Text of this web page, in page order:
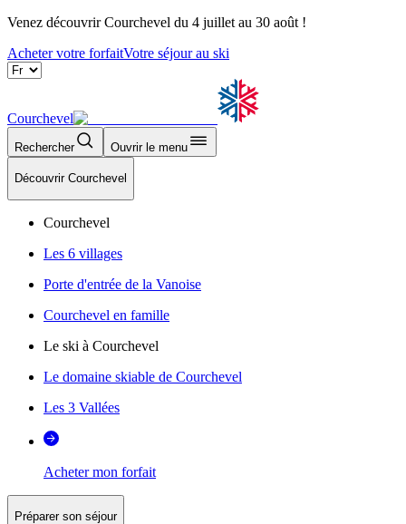
Venez découvrir Courchevel du 4 juillet au 30 août !
Acheter votre forfaitVotre séjour au ski
Courchevel
Rechercher Ouvrir le menu
Découvrir Courchevel
Courchevel
Les 6 villages
Porte d'entrée de la Vanoise
Courchevel en famille
Le ski à Courchevel
Le domaine skiable de Courchevel
Les 3 Vallées
Acheter mon forfait
Préparer son séjour